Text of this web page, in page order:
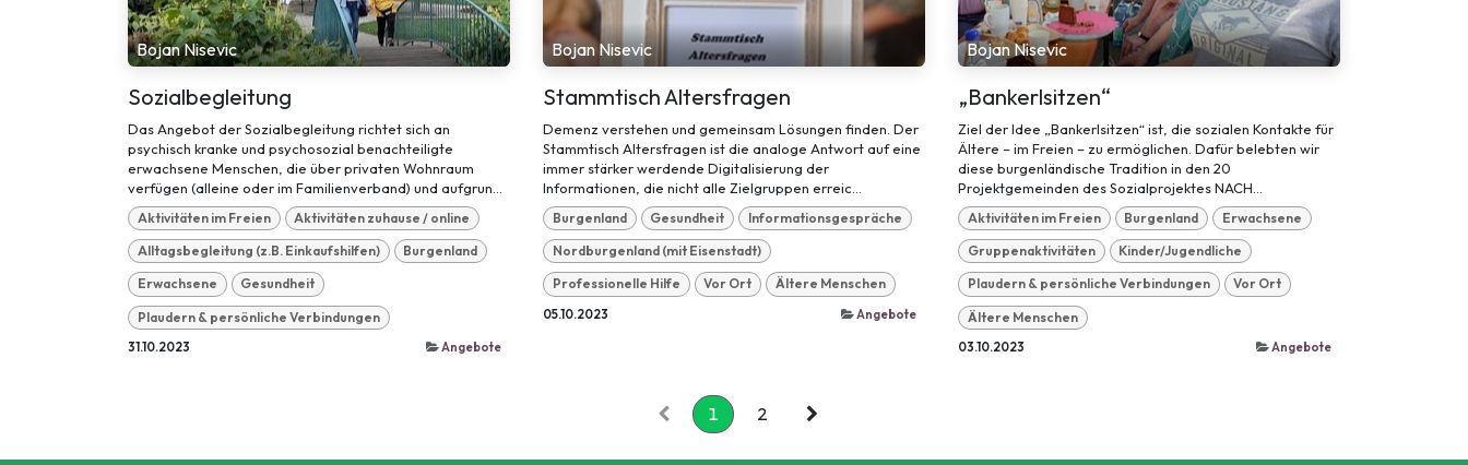
Bojan Nisevic
Sozialbegleitung
Das Angebot der Sozialbegleitung richtet sich an
psychisch kranke und psychosozial benachteiligte
erwachsene Menschen, die über privaten Wohnraum
verfügen (alleine oder im Familienverband) und aufgrun...
Aktivitäten im Freien Aktivitäten zuhause / online
Alltagsbegleitung (z.B. Einkaufshilfen) Burgenland
Erwachsene Gesundheit
Plaudern & persönliche Verbindungen
31.10.2023 Angebote
Bojan Nisevic
Stammtisch Altersfragen
Demenz verstehen und gemeinsam Lösungen finden. Der
Stammtisch Altersfragen ist die analoge Antwort auf eine
immer stärker werdende Digitalisierung der
Informationen, die nicht alle Zielgruppen erreic...
Burgenland Gesundheit Informationsgespräche
Nordburgenland (mit Eisenstadt)
Professionelle Hilfe Vor Ort Ältere Menschen
05.10.2023 Angebote
Bojan Nisevic
„Bankerlsitzen“
Ziel der Idee „Bankerlsitzen“ ist, die sozialen Kontakte für
Ältere – im Freien – zu ermöglichen. Dafür belebten wir
diese burgenländische Tradition in den 20
Projektgemeinden des Sozialprojektes NACH...
Aktivitäten im Freien Burgenland Erwachsene
Gruppenaktivitäten Kinder/Jugendliche
Plaudern & persönliche Verbindungen Vor Ort
Ältere Menschen
03.10.2023 Angebote
1 2